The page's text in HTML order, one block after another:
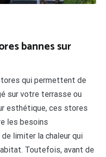
bannes sur
qui permettent de
sur votre terrasse ou
esthétique, ces stores
les besoins
limiter la chaleur qui
Toutefois, avant de